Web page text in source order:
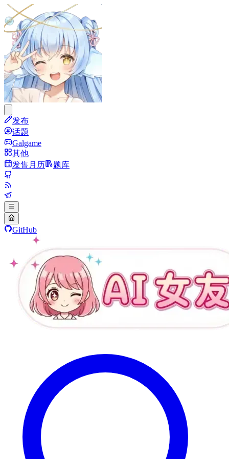
发布
话题
Galgame
其他
发售月历
题库
GitHub